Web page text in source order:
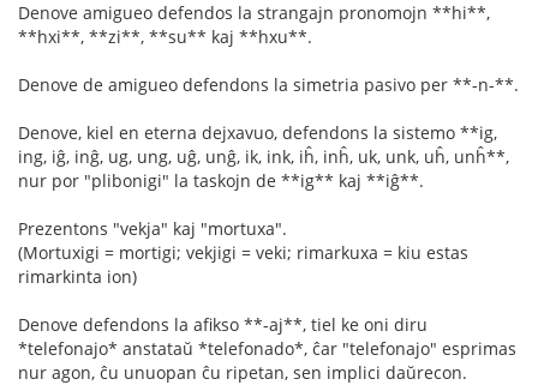
Denove amigueo defendos la strangajn pronomojn **hi**,
**hxi**, **zi**, **su** kaj **hxu**.
Denove de amigueo defendons la simetria pasivo per **-n-**.
Denove, kiel en eterna dejxavuo, defendons la sistemo **ig,
ing, iĝ, inĝ, ug, ung, uĝ, unĝ, ik, ink, iĥ, inĥ, uk, unk, uĥ, unĥ**,
nur por "plibonigi" la taskojn de **ig** kaj **iĝ**.
Prezentons "vekja" kaj "mortuxa".
(Mortuxigi = mortigi; vekjigi = veki; rimarkuxa = kiu estas
rimarkinta ion)
Denove defendons la afikso **-aj**, tiel ke oni diru
*telefonajo* anstataŭ *telefonado*, ĉar "telefonajo" esprimas
nur agon, ĉu unuopan ĉu ripetan, sen implici daŭrecon.